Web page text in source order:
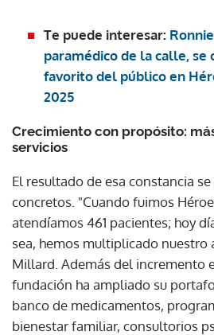
Te puede interesar:
paramédico de la calle, se
favorito del público en
2025
Crecimiento con propósito:
servicios
El resultado de esa constancia
concretos. "Cuando fuimos
atendíamos 461 pacientes; hoy
sea, hemos multiplicado nuestro
Millard. Además del incremento
fundación ha ampliado su
banco de medicamentos,
bienestar familiar, consultorios